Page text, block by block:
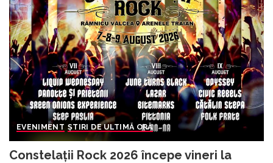
EVENIMENT ȘTIRI DE ULTIMĂ ORĂ
Constelații Rock 2026 începe vineri la